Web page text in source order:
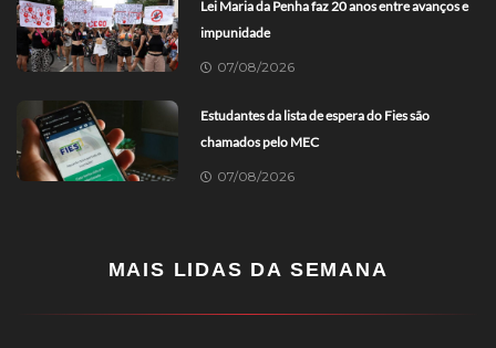
Lei Maria da Penha faz 20 anos entre avanços e
impunidade
07/08/2026
Estudantes da lista de espera do Fies são
chamados pelo MEC
07/08/2026
MAIS LIDAS DA SEMANA